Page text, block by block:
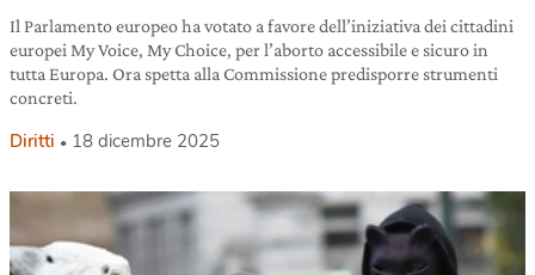
Il Parlamento europeo ha votato a favore dell’iniziativa dei cittadini
europei My Voice, My Choice, per l’aborto accessibile e sicuro in
tutta Europa. Ora spetta alla Commissione predisporre strumenti
concreti.
Diritti 18 dicembre 2025